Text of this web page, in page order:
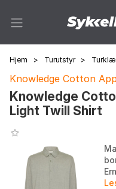
Hjem > Turutstyr >
Knowledge Cotton
Knowledge
Light Twill Shirt